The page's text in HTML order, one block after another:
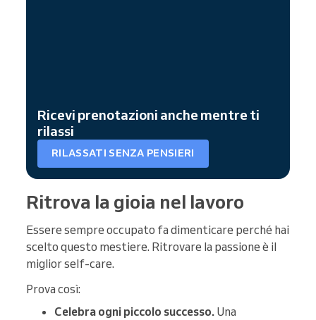
Ricevi prenotazioni anche mentre ti
rilassi
RILASSATI SENZA PENSIERI
Ritrova la gioia nel lavoro
Essere sempre occupato fa dimenticare perché hai
scelto questo mestiere. Ritrovare la passione è il
miglior self-care.
Prova così:
Celebra ogni piccolo successo. Una